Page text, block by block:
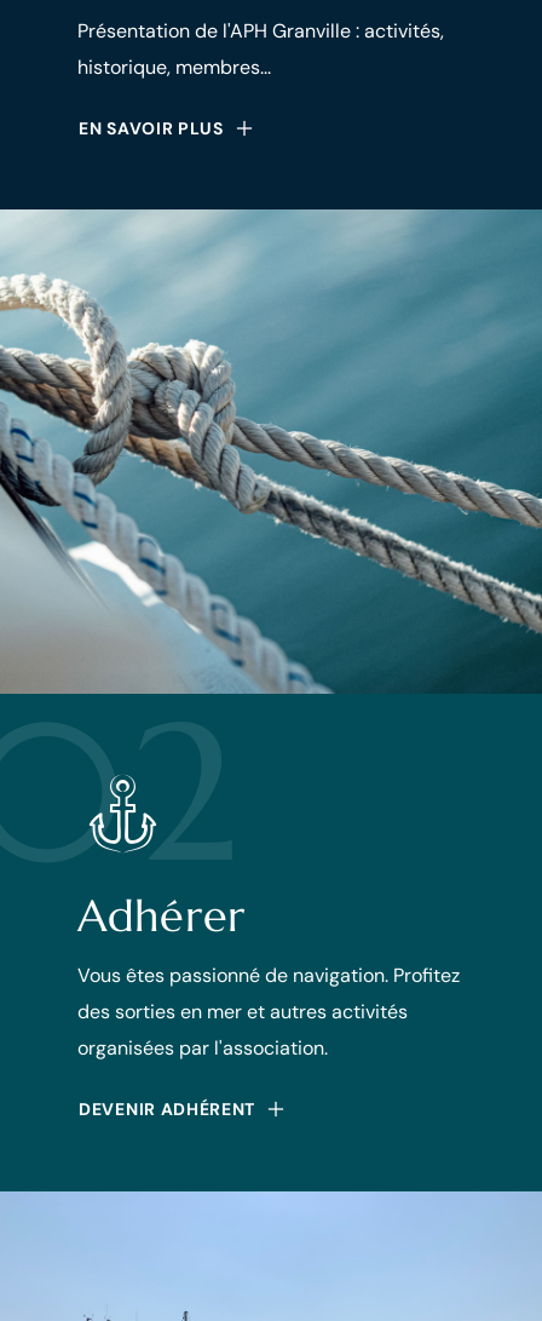
Présentation de l'APH Granville : activités,
historique, membres...
EN SAVOIR PLUS
Adhérer
Vous êtes passionné de navigation. Profitez
des sorties en mer et autres activités
organisées par l'association.
DEVENIR ADHÉRENT